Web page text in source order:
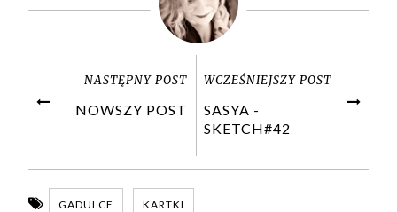
NASTĘPNY POST
NOWSZY POST
WCZEŚNIEJSZY POST
SASYA -
SKETCH#42
GADULCE KARTKI